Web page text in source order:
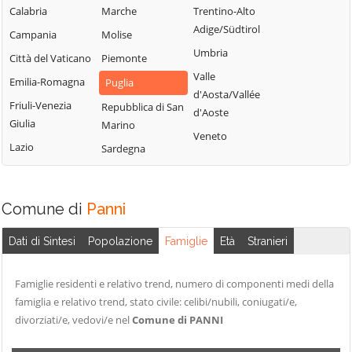
della Daunia
Celenza
Valfortore
Celle di San Vito
Cerignola
Chieuti
Peschici
Pietramontecorvino
Poggio Imperiale
Rignano
Garganico
Rocchetta
Troia
Vico del Gargano
Vieste
Volturara Appula
Volturino
Calabria
Campania
Città del Vaticano
Emilia-Romagna
Friuli-Venezia
Giulia
Lazio
Marche
Molise
Piemonte
Puglia
Repubblica di San
Marino
Sardegna
Trentino-Alto
Adige/Südtirol
Umbria
Valle
d'Aosta/Vallée
d'Aoste
Veneto
Comune di Panni
Dati di Sintesi Popolazione Famiglie Età Stranieri
Famiglie residenti e relativo trend, numero di componenti medi della
famiglia e relativo trend, stato civile: celibi/nubili, coniugati/e,
divorziati/e, vedovi/e nelComune di PANNI